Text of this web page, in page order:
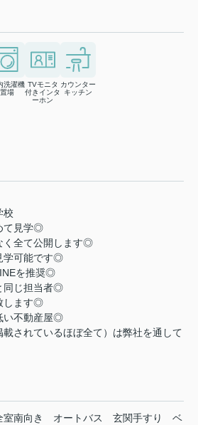
洗濯機
置場
TVモニタ
付きインタ
ーホン
カウンター
キッチン
校
て見学◎
く全て公開します◎
学可能です◎
を推奨◎
同じ担当者◎
します◎
い不動産屋◎
されているほぼ全て）は弊社を通して
室南向き オートバス 玄関手すり
ベ